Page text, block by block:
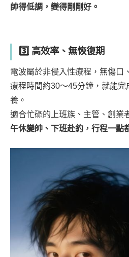
帥得低調，變得剛剛好。
3️⃣ 高效率、無恢復期
電波屬於非侵入性療程，無傷口
療程時間約30～45分鐘，就能完
養。
適合忙碌的上班族、主管、創
午休變帥、下班赴約，行程一點